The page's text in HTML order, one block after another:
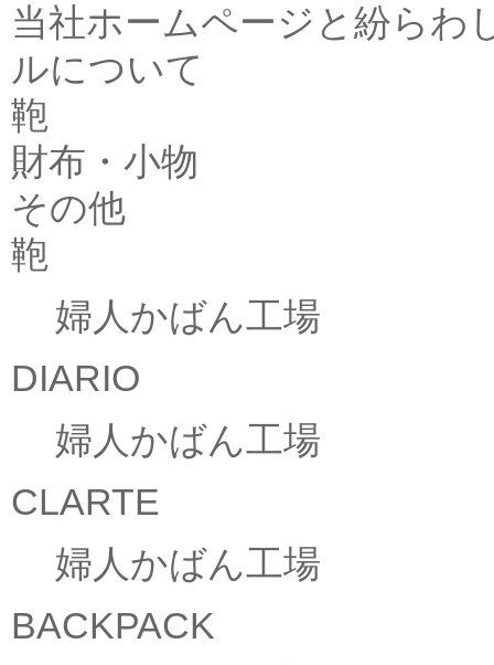
当社ホームページと紛らわ
ルについて
鞄
財布・小物
その他
鞄
婦人かばん工場
DIARIO
婦人かばん工場
CLARTE
婦人かばん工場
BACKPACK